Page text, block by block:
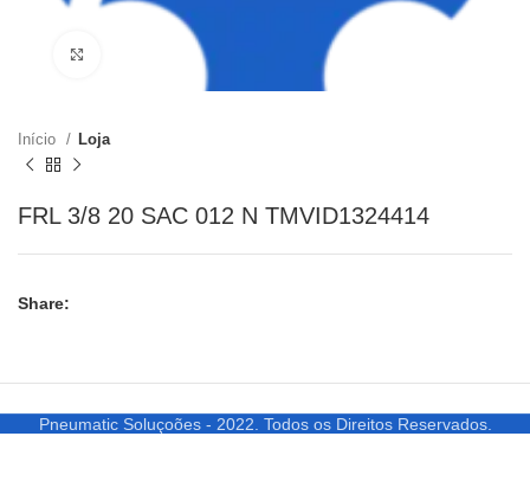
Clique para ampliar
Início Loja
FRL 3/8 20 SAC 012 N TMVID1324414
Share:
Pneumatic Soluçoões - 2022. Todos os Direitos Reservados.